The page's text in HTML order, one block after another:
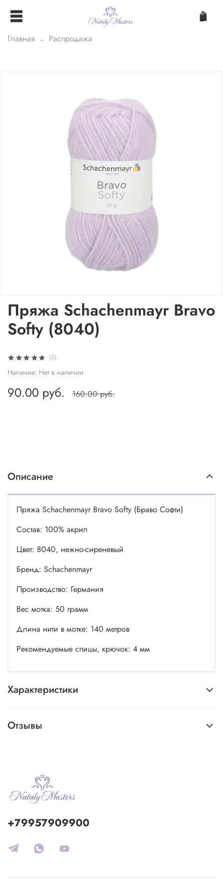
Главная Распродажа
(0)
Наличие: Нет в наличии
Пряжа Schachenmayr Bravo
Softy (8040)
90.00 руб. 160.00 руб.
Описание
Пряжа Schachenmayr Bravo Softy (Браво Софти)
Состав: 100% акрил
Цвет: 8040, нежно-сиреневый
Бренд: Schachenmayr
Производство: Германия
Вес мотка: 50 грамм
Длина нити в мотке: 140 метров
Рекомендуемые спицы, крючок: 4 мм
Характеристики
Отзывы
+79957909900